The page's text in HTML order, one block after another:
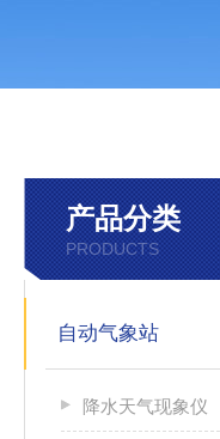
产品分类
PRODUCTS
自动气象站
降水天气现象仪